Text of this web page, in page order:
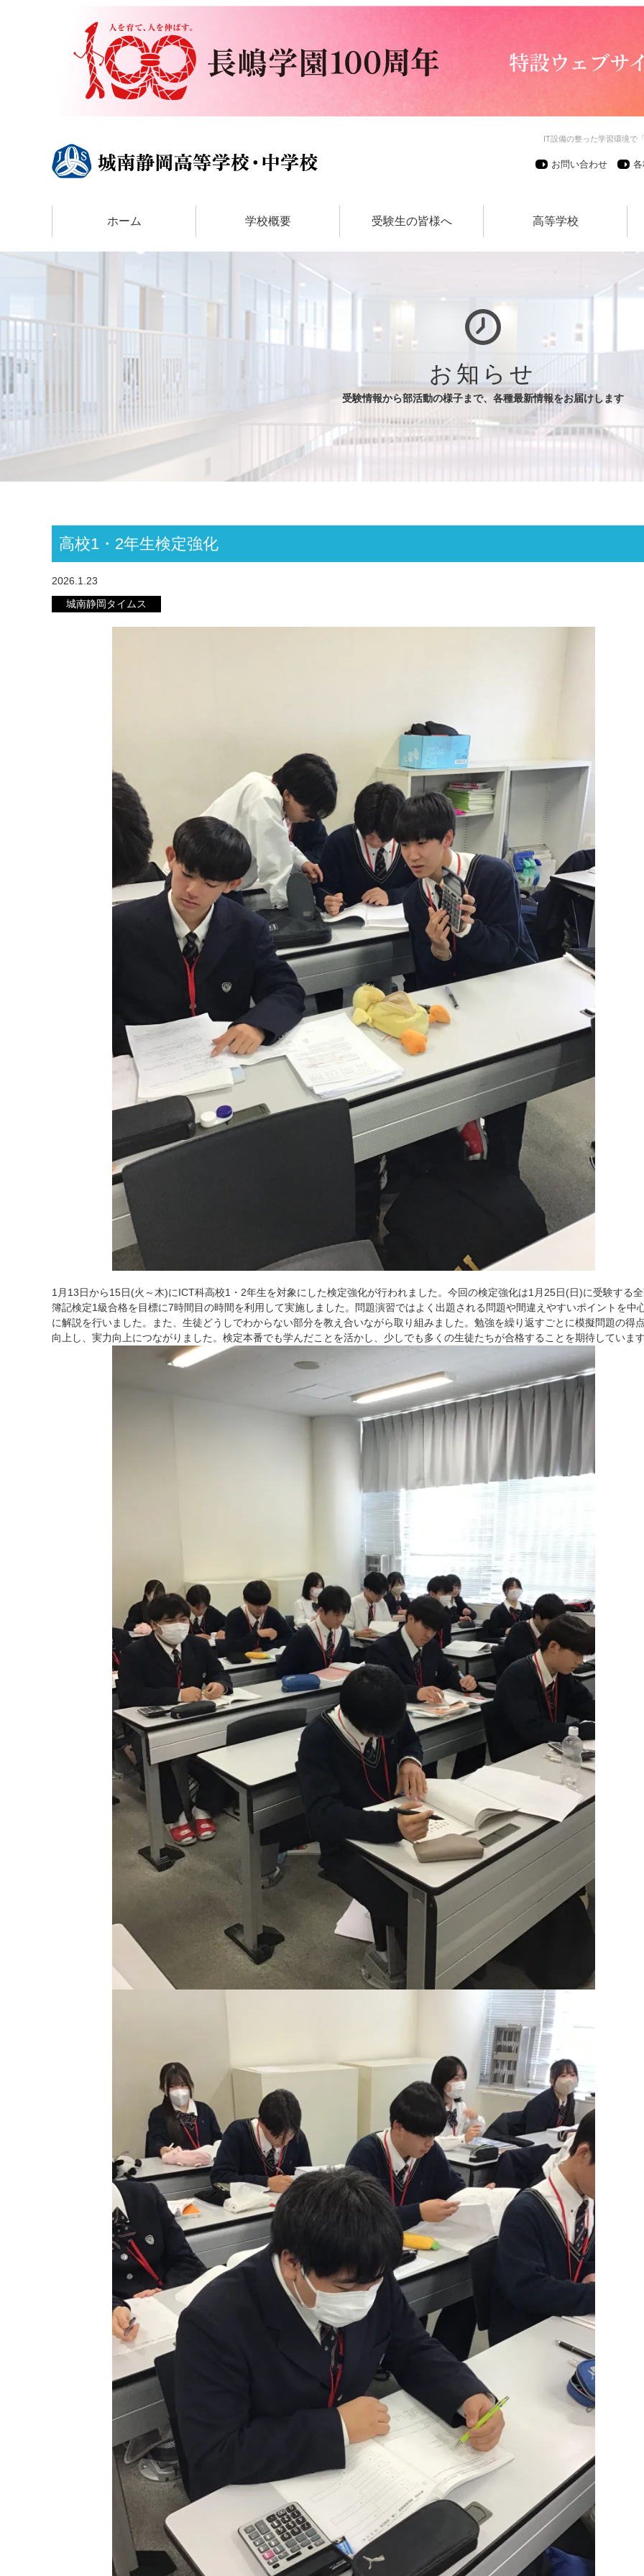
IT設備の整った学習環境で
お問い合わせ
ホーム 学校概要 受験生の皆様へ 高等学校
お知らせ
受験情報から部活動の様子まで、各種最新情報をお届けします
高校1・2年生検定強化
2026.1.23
城南静岡タイムス
1月13日から15日(火～木)にICT科高校1・2年生を対象にした検定強化が行われました。今回の検定強化は1月25日(日)に受験する
簿記検定1級合格を目標に7時間目の時間を利用して実施しました。問題演習ではよく出題される問題や間違えやすいポイントを中
に解説を行いました。また、生徒どうしでわからない部分を教え合いながら取り組みました。勉強を繰り返すごとに模擬問題の得
向上し、実力向上につながりました。検定本番でも学んだことを活かし、少しでも多くの生徒たちが合格することを期待しています